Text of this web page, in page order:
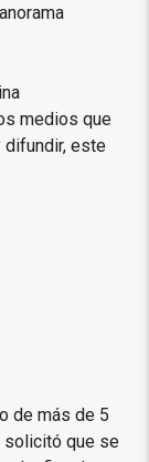
medios que
difundir, este
de más de 5
solicitó que se